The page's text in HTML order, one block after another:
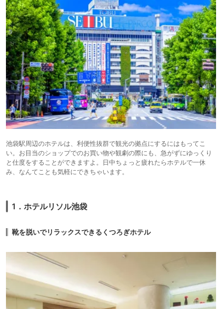
池袋駅周辺のホテルは、利便性抜群で観光の拠点にするにはもってこ
い。お目当のショップでのお買い物や観劇の際にも、急がずにゆっくり
と仕度をすることができますよ。日中ちょっと疲れたらホテルで一休
み、なんてことも気軽にできちゃいます。
1．ホテルリソル池袋
靴を脱いでリラックスできるくつろぎホテル